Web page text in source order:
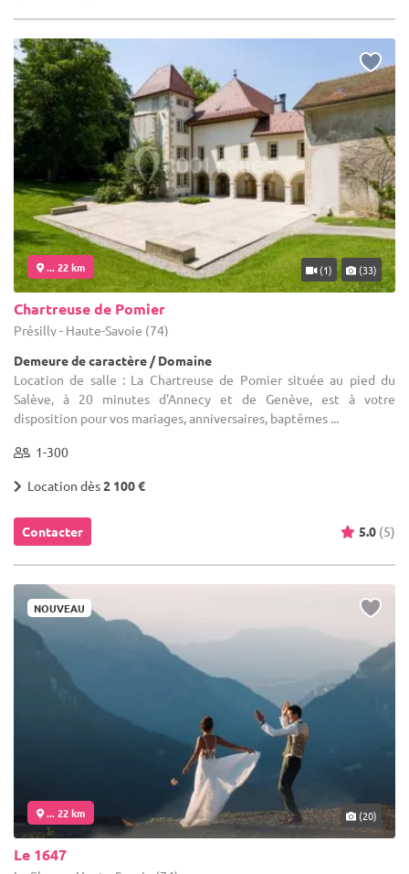
... 22 km (1) (33)
Chartreuse de Pomier
Présilly - Haute-Savoie (74)
Demeure de caractère / Domaine
Location de salle : La Chartreuse de Pomier située au pied du
Salève, à 20 minutes d'Annecy et de Genève, est à votre
disposition pour vos mariages, anniversaires, baptêmes ...
1-300
Location dès2 100 €
Contacter 5.0 (5)
NOUVEAU
... 22 km (20)
Le 1647